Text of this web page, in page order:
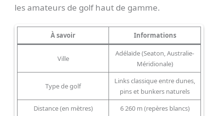
les amateurs de golf haut de gamme.
À savoir Informations
Ville
Adélaïde (Seaton, Australie-
Méridionale)
Type de golf
Links classique entre dunes,
pins et bunkers naturels
Distance (en mètres)
6 260 m (repères blancs)